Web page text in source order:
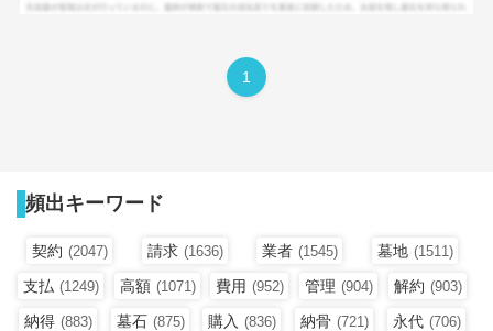
1
頻出キーワード
契約 (2047) 請求 (1636) 業者 (1545) 墓地 (1511)
支払 (1249) 高額 (1071) 費用 (952) 管理 (904) 解約 (903)
納得 (883) 墓石 (875) 購入 (836) 納骨 (721) 永代 (706)